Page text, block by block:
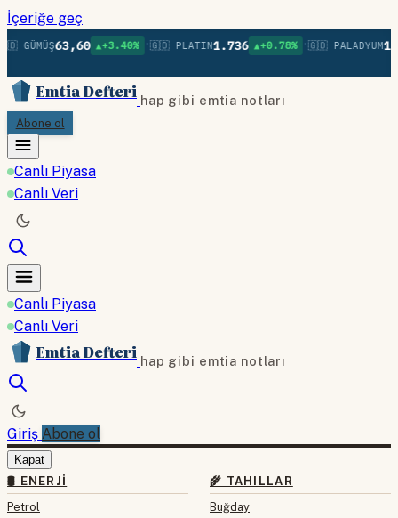
İçeriğe geç
GÜMÜŞ63,60 ▲+3.40% • 🇬🇧 PLATIN1.736 ▲+0.78% • 🇬🇧 PALADYUM
Emtia Defteri hap gibi emtia notları
Abone ol
Canlı Piyasa
Canlı Veri
Canlı Piyasa
Canlı Veri
Emtia Defteri hap gibi emtia notları
Giriş Abone ol
Kapat
🛢 ENERJI
Petrol
🌾 TAHILLAR
Buğday